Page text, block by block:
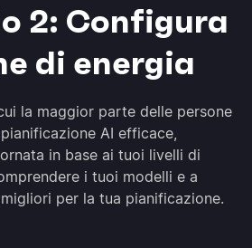
2: Configura
di energia
la maggior parte delle persone
AI efficace,
in base ai tuoi livelli di
i tuoi modelli e a
per la tua pianificazione.